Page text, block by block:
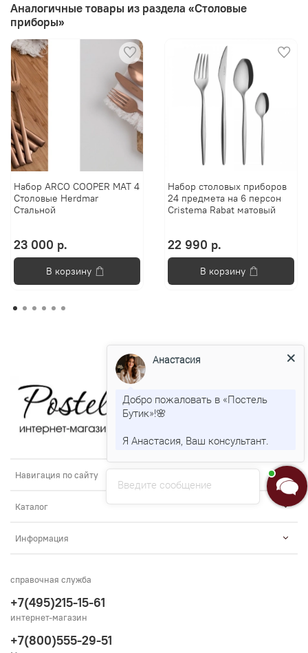
Аналогичные товары из раздела «Столовые
приборы»
Набор ARCO COOPER MAT 4
Столовые Herdmar
Стальной
23 000 р.
В корзину
Набор столовых приборов
24 предмета на 6 персон
Cristema Rabat матовый
22 990 р.
В корзину
Навигация по сайту
Каталог
Информация
справочная служба
+7(495)215-15-61
интернет-магазин
+7(800)555-29-51
Введите сообщение
Анастасия
Добро пожаловать в «Постель
Бутик»!🌸
Я Анастасия, Ваш консультант.